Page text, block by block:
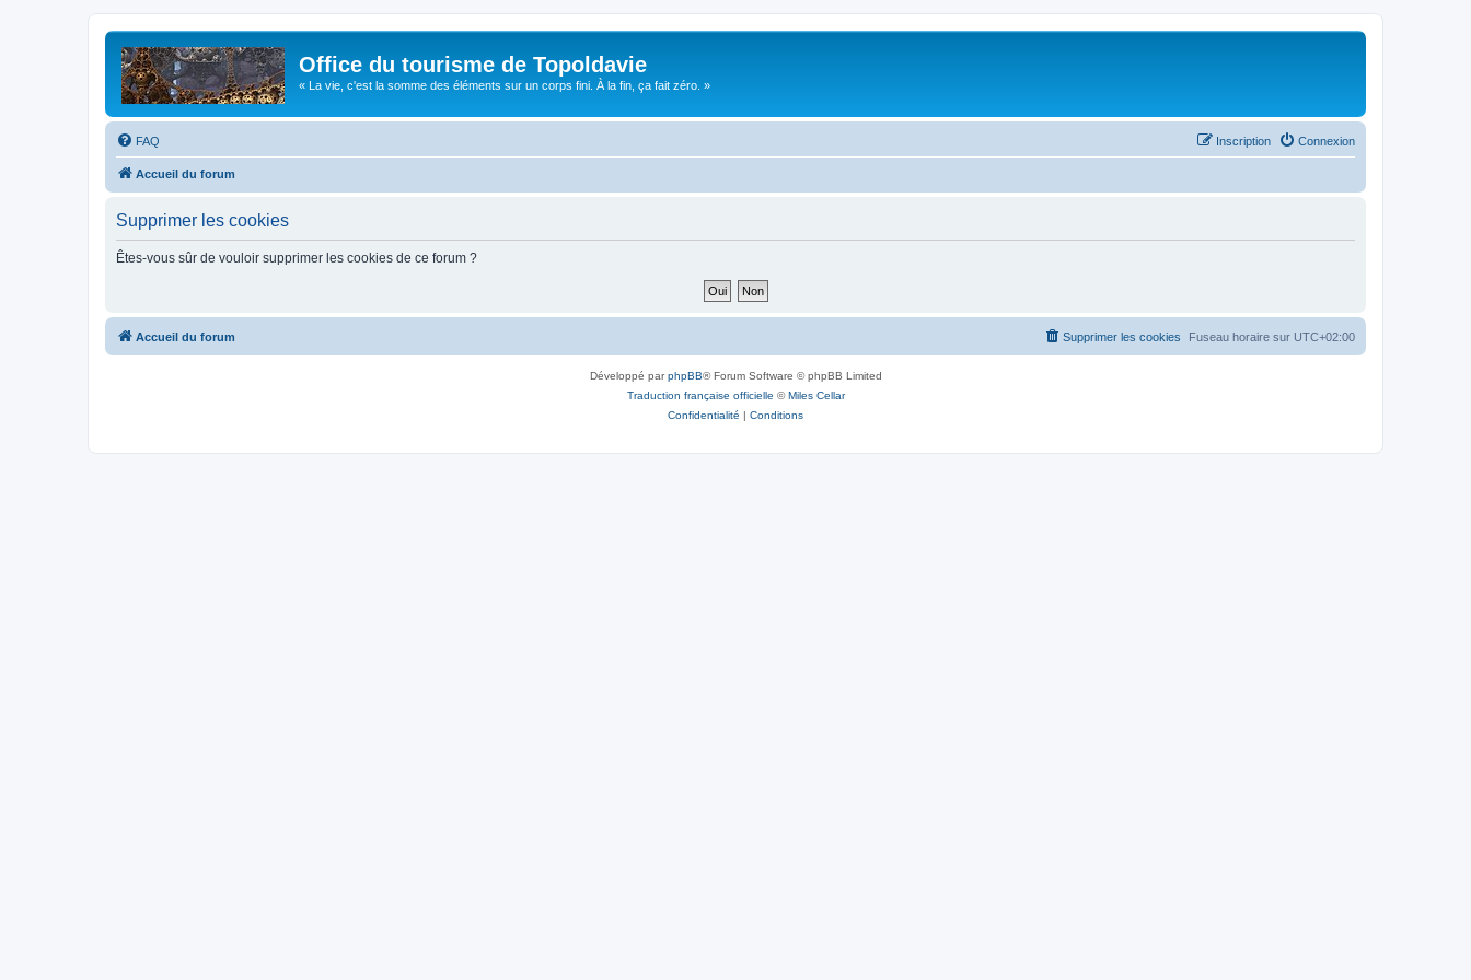
Office du tourisme de Topoldavie
« La vie, c'est la somme des éléments sur un corps fini. À la fin, ça fait zéro. »
FAQ Connexion
Inscription
Accueil du forum
Supprimer les cookies
Êtes-vous sûr de vouloir supprimer les cookies de ce forum ?
Accueil du forum Fuseau horaire sur UTC+02:00
Supprimer les cookies
Développé parphpBB® Forum Software © phpBB Limited
Traduction française officielle ©Miles Cellar
Confidentialité | Conditions